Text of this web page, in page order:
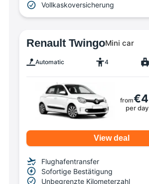
Vollkaskoversicherung
Renault TwingoMini car
Automatic 4
from€4
per day
View deal
Flughafentransfer
Sofortige Bestätigung
Unbegrenzte Kilometerzahl